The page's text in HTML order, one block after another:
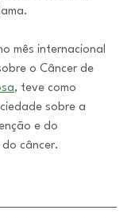
mês internacional
o Câncer de
, teve como
sobre a
e do
câncer.